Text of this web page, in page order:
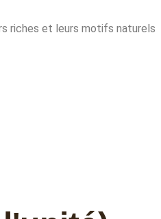
riches et leurs motifs naturels